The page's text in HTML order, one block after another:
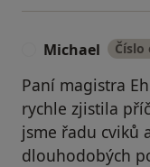
Michael Číslo
Paní magistra
rychle zjistila
jsme řadu cviků
dlouhodobých